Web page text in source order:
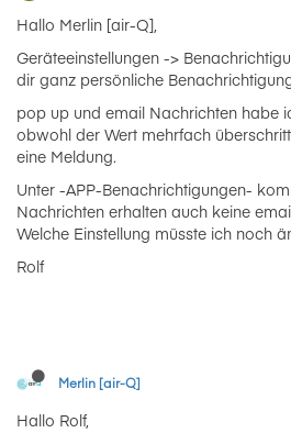
Hallo Merlin [air-Q],
Geräteeinstellungen ->
dir ganz persönliche
pop up und email Nachrichten habe
obwohl der Wert mehrfach
eine Meldung.
Unter -APP-Benachrichtigungen-
Nachrichten erhalten auch keine
Welche Einstellung müsste ich noch
Rolf
Merlin [air-Q]
Hallo Rolf,